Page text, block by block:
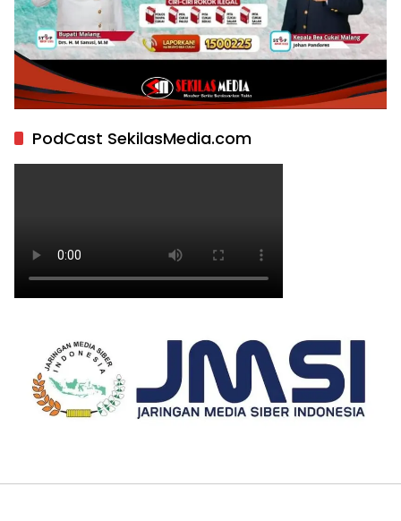
PodCast SekilasMedia.com